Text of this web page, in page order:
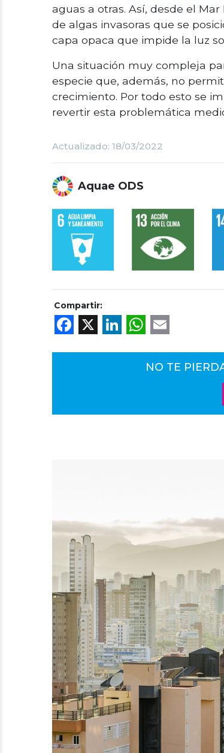
aguas a otras. Así, desde el
de algas invasoras que se
capa opaca que impide la luz
Una situación muy compleja
especie que, además, no
crecimiento. Por todo esto se
revertir esta problemática
Actualizado: 18/03/2022
Aquae ODS
Compartir:
Facebook
X LinkedIn
NO TE